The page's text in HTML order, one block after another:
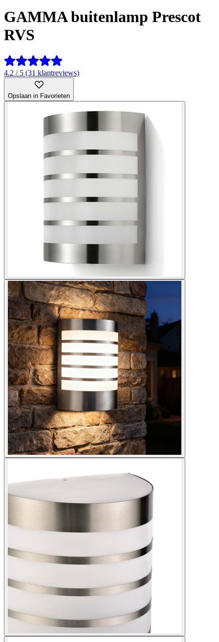
GAMMA buitenlamp Prescot
RVS
4.2 / 5 (31 klantreviews)
Opslaan in Favorieten